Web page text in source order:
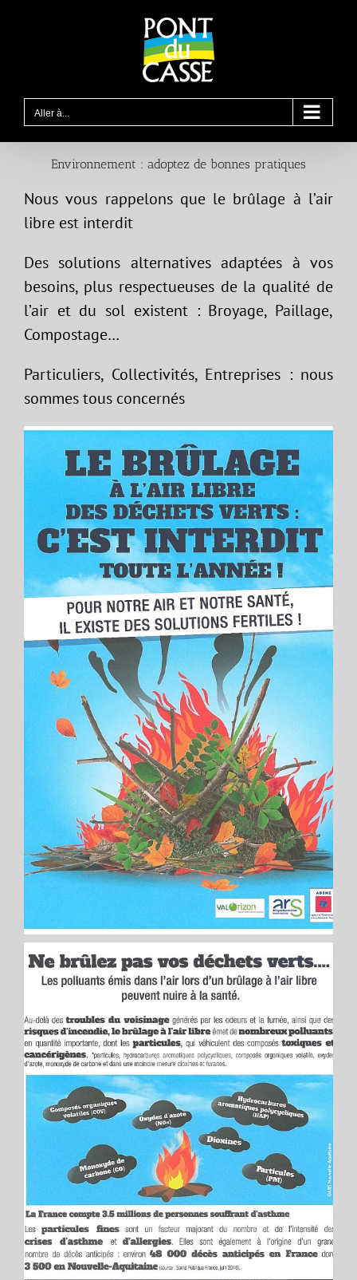
Aller à...
Environnement : adoptez de bonnes pratiques
Nous vous rappelons que le brûlage à l’air
libre est interdit
Des solutions alternatives adaptées à vos
besoins, plus respectueuses de la qualité de
l’air et du sol existent : Broyage, Paillage,
Compostage…
Particuliers, Collectivités, Entreprises : nous
sommes tous concernés